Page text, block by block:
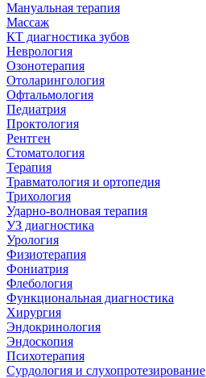
Мануальная терапия
Массаж
КТ диагностика зубов
Неврология
Озонотерапия
Отоларингология
Офтальмология
Педиатрия
Проктология
Рентген
Стоматология
Терапия
Травматология и ортопедия
Трихология
Ударно-волновая терапия
УЗ диагностика
Урология
Физиотерапия
Фониатрия
Флебология
Функциональная диагностика
Хирургия
Эндокринология
Эндоскопия
Психотерапия
Сурдология и слухопротезирование